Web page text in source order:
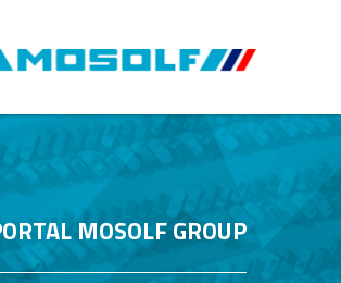
MOSOLF GROUP